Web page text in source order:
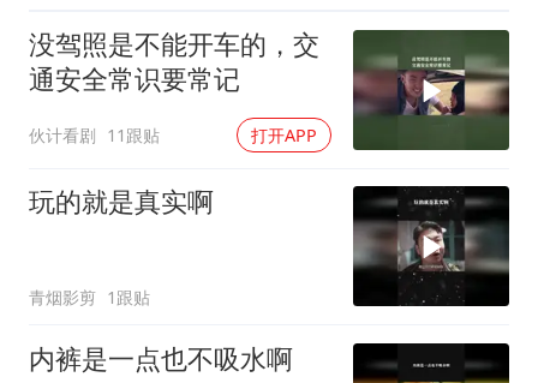
没驾照是不能开车的，交
通安全常识要常记
伙计看剧 11跟贴 打开APP
玩的就是真实啊
青烟影剪 1跟贴
内裤是一点也不吸水啊